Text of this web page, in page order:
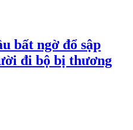
bất ngờ đổ sập
đi bộ bị thương